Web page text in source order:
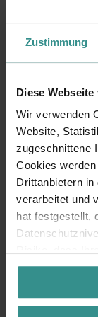
Zustimmung
Diese
Wir verwenden
Website,
zugeschnittene
Cookies
Drittanbietern in
verarbeitet und
hat festgestellt,
Anordnungen
Meta) dem
Urlaub
ZEITpass
Die